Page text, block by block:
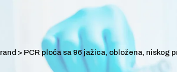
> PCR ploča sa 96 jažica, obložena, niskog